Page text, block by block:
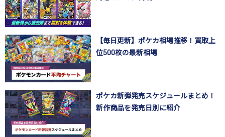
【毎日更新】ポケカ相場推移！買取上
位500枚の最新相場
ポケカ新弾発売スケジュールまとめ！
新作商品を発売日別に紹介